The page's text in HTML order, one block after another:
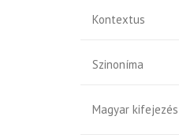
Kontextus
Szinoníma
Magyar kifejezés